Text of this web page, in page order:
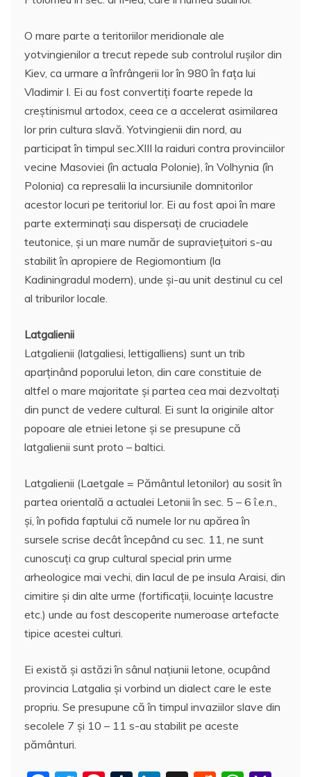
O mare parte a teritoriilor meridionale ale
yotvingienilor a trecut repede sub controlul ruşilor din
Kiev, ca urmare a înfrângerii lor în 980 în faţa lui
Vladimir I. Ei au fost convertiţi foarte repede la
creştinismul artodox, ceea ce a accelerat asimilarea
lor prin cultura slavă. Yotvingienii din nord, au
participat în timpul sec.XIII la raiduri contra provinciilor
vecine Masoviei (în actuala Polonie), în Volhynia (în
Polonia) ca represalii la incursiunile domnitorilor
acestor locuri pe teritoriul lor. Ei au fost apoi în mare
parte exterminaţi sau dispersaţi de cruciadele
teutonice, şi un mare număr de supravieţuitori s-au
stabilit în apropiere de Regiomontium (la
Kadiningradul modern), unde şi-au unit destinul cu cel
al triburilor locale.
Latgalienii
Latgalienii (latgaliesi, lettigalliens) sunt un trib
aparţinând poporului leton, din care constituie de
altfel o mare majoritate şi partea cea mai dezvoltaţi
din punct de vedere cultural. Ei sunt la originile altor
popoare ale etniei letone şi se presupune că
latgalienii sunt proto – baltici.
Latgalienii (Laetgale = Pământul letonilor) au sosit în
partea orientală a actualei Letonii în sec. 5 – 6 î.e.n.,
şi, în pofida faptului că numele lor nu apărea în
sursele scrise decât începând cu sec. 11, ne sunt
cunoscuţi ca grup cultural special prin urme
arheologice mai vechi, din lacul de pe insula Araisi, din
cimitire şi din alte urme (fortificaţii, locuinţe lacustre
etc.) unde au fost descoperite numeroase artefacte
tipice acestei culturi.
Ei există şi astăzi în sânul naţiunii letone, ocupând
provincia Latgalia şi vorbind un dialect care le este
propriu. Se presupune că în timpul invaziilor slave din
secolele 7 şi 10 – 11 s-au stabilit pe aceste
pământuri.